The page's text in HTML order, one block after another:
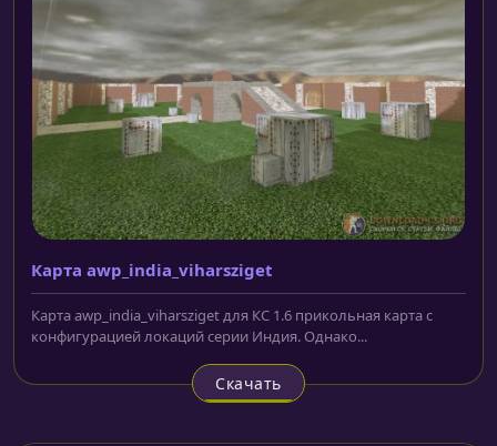
Карта awp_india_viharsziget
Карта awp_india_viharsziget для КС 1.6 прикольная карта с
конфигурацией локаций серии Индия. Однако...
Скачать